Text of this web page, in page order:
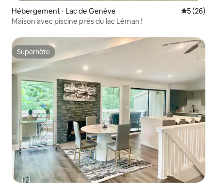
Hébergement ⋅ Lac de Genève
5 (26)
Maison avec piscine près du lac Léman !
Superhôte
Superhôte